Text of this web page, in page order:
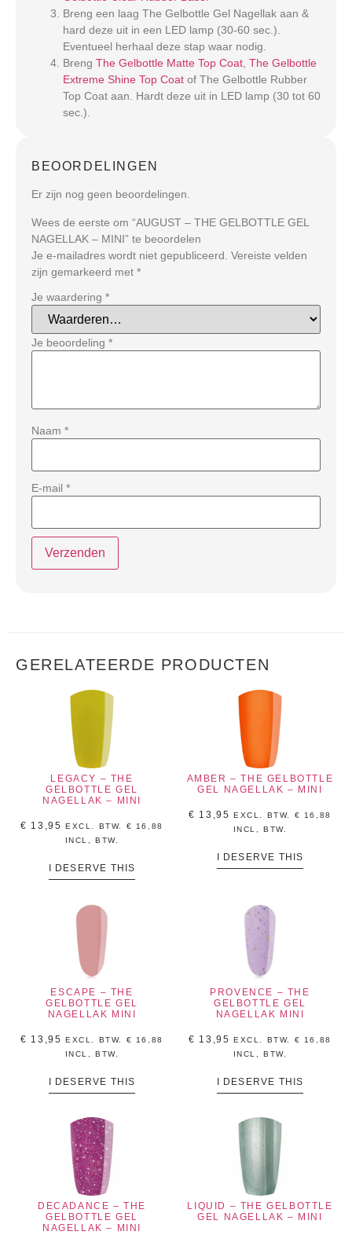
Breng een laag The Gelbottle Gel Nagellak aan &
hard deze uit in een LED lamp (30-60 sec.).
Eventueel herhaal deze stap waar nodig.
Breng The Gelbottle Matte Top Coat, The Gelbottle
Extreme Shine Top Coat of The Gelbottle Rubber
Top Coat aan. Hardt deze uit in LED lamp (30 tot 60
sec.).
BEOORDELINGEN
Er zijn nog geen beoordelingen.
Wees de eerste om “AUGUST – THE GELBOTTLE GEL
NAGELLAK – MINI” te beoordelen
Je e-mailadres wordt niet gepubliceerd. Vereiste velden
zijn gemarkeerd met *
Je waardering *
Je beoordeling *
Naam *
E-mail *
GERELATEERDE PRODUCTEN
LEGACY – THE
GELBOTTLE GEL
NAGELLAK – MINI
€ 13,95 EXCL. BTW. €
16,88
INCL, BTW.
I DESERVE THIS
AMBER – THE GELBOTTLE
GEL NAGELLAK – MINI
€ 13,95 EXCL. BTW. €
16,88
INCL, BTW.
I DESERVE THIS
ESCAPE – THE
GELBOTTLE GEL
NAGELLAK MINI
€ 13,95 EXCL. BTW. €
16,88
INCL, BTW.
I DESERVE THIS
PROVENCE – THE
GELBOTTLE GEL
NAGELLAK MINI
€ 13,95 EXCL. BTW. €
16,88
INCL, BTW.
I DESERVE THIS
DECADANCE – THE
GELBOTTLE GEL
NAGELLAK – MINI
LIQUID – THE GELBOTTLE
GEL NAGELLAK – MINI